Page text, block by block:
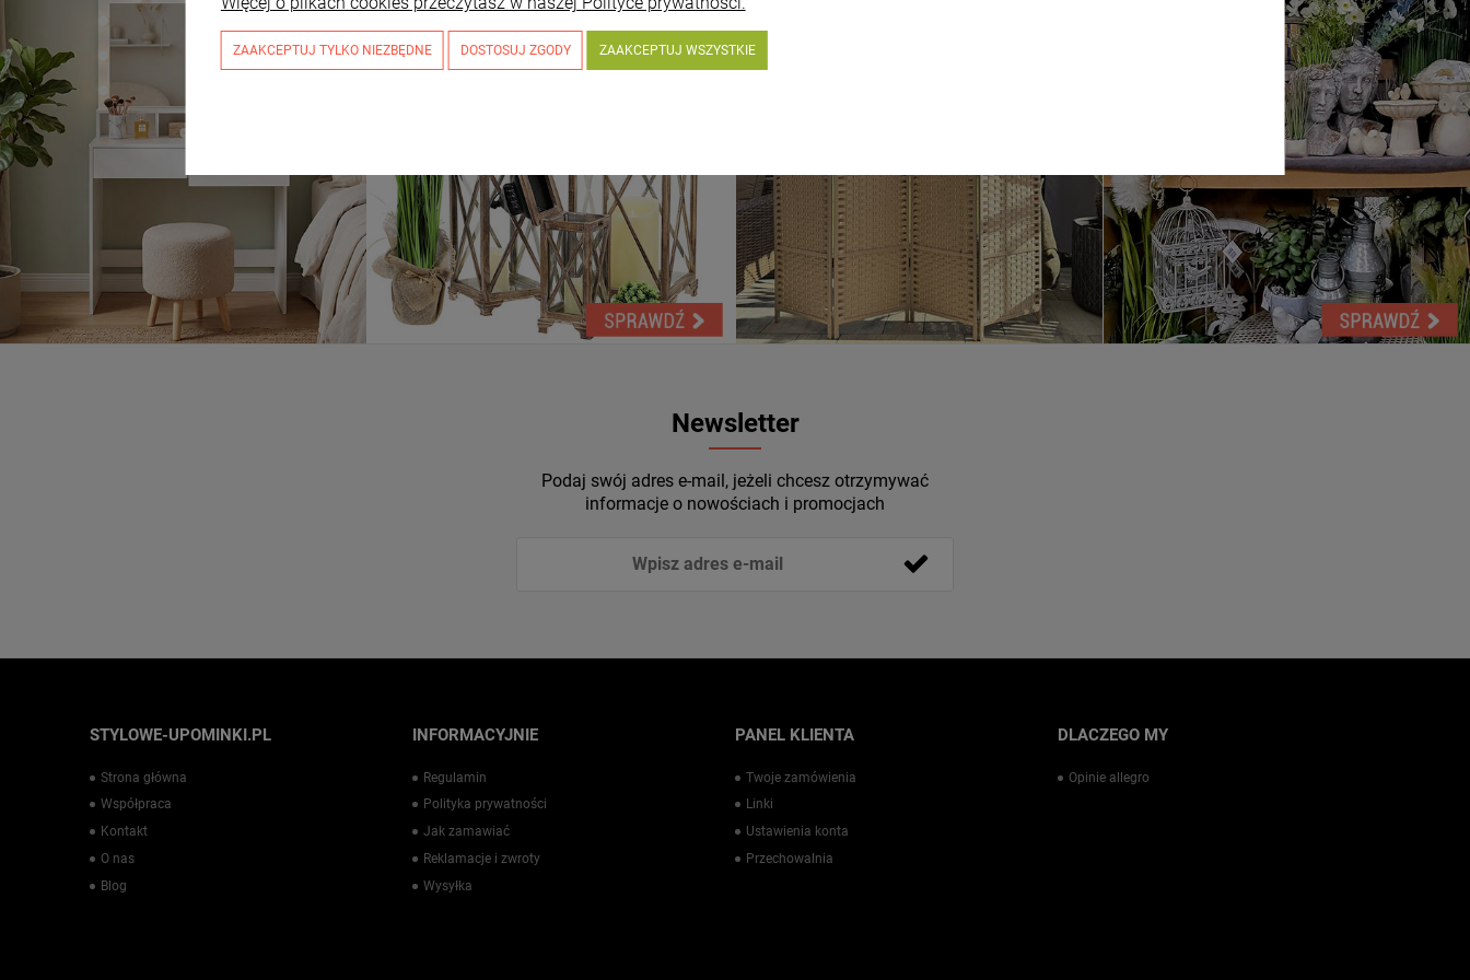
Newsletter
Podaj swój adres e-mail, jeżeli chcesz otrzymywać
informacje o nowościach i promocjach
STYLOWE-UPOMINKI.PL
Strona główna
Współpraca
Kontakt
O nas
Blog
INFORMACYJNIE
Regulamin
Polityka prywatności
Jak zamawiać
Reklamacje i zwroty
Wysyłka
PANEL KLIENTA
Twoje zamówienia
Linki
Ustawienia konta
Przechowalnia
DLACZEGO MY
Opinie allegro
ZAAKCEPTUJ TYLKO NIEZBĘDNE DOSTOSUJ ZGODY ZAAKCEPTUJ WSZYSTKIE